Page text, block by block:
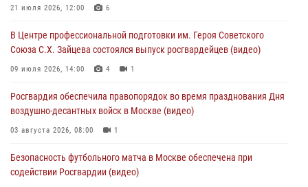
Московские росгвардейцы обеспечили безопасность проведения
05 августа 2026, 12:35
Делегация МВД Республики Беларусь ознакомилась с передовыми
04 августа 2026, 18:16 5
21 июля 2026, 12:00 6
В Центре профессиональной подготовки им. Героя Советского
Союза С.Х. Зайцева состоялся выпуск росгвардейцев (видео)
09 июля 2026, 14:00 4 1
Росгвардия обеспечила правопорядок во время празднования Дня
воздушно-десантных войск в Москве (видео)
03 августа 2026, 08:00 1
Безопасность футбольного матча в Москве обеспечена при
содействии Росгвардии (видео)